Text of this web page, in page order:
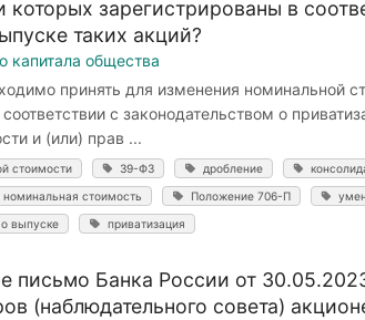
зарегистрированы в
таких акций?
капитала общества
принять для изменения номинальной
с законодательством о
и (или) прав ...
стоимости 39-ФЗ дробление
номинальная стоимость Положение 706-П
выпуске приватизация
письмо Банка России от
(наблюдательного совета)